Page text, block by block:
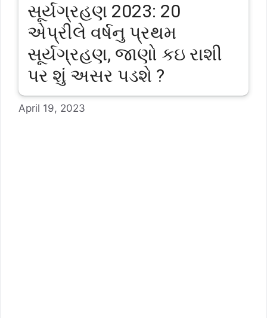
સૂર્યગ્રહણ 2023: 20
એપ્રીલે વર્ષનુ પ્રથમ
સૂર્યગ્રહણ, જાણો કઇ રાશી
પર શું અસર પડશે ?
April 19, 2023